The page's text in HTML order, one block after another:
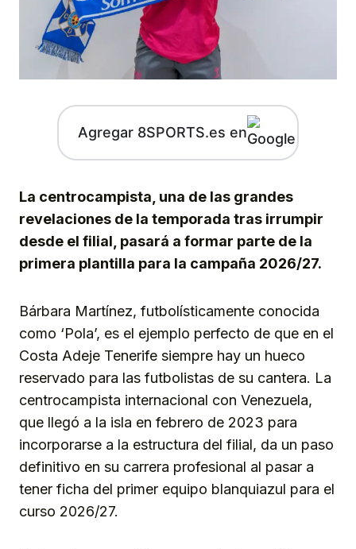
Agregar 8SPORTS.es en
La centrocampista, una de las grandes
revelaciones de la temporada tras irrumpir
desde el filial, pasará a formar parte de la
primera plantilla para la campaña 2026/27.
Bárbara Martínez, futbolísticamente conocida
como ‘Pola’, es el ejemplo perfecto de que en el
Costa Adeje Tenerife siempre hay un hueco
reservado para las futbolistas de su cantera. La
centrocampista internacional con Venezuela,
que llegó a la isla en febrero de 2023 para
incorporarse a la estructura del filial, da un paso
definitivo en su carrera profesional al pasar a
tener ficha del primer equipo blanquiazul para el
curso 2026/27.